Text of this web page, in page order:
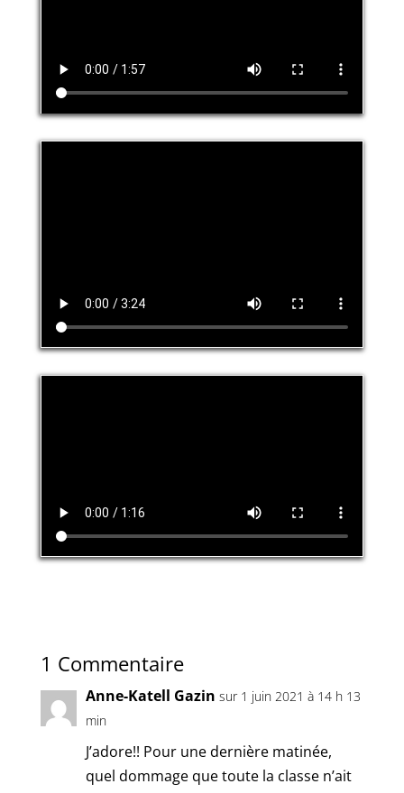
1 Commentaire
Anne-Katell Gazin sur 1 juin 2021 à 14 h 13
min
J’adore!! Pour une dernière matinée,
quel dommage que toute la classe n’ait